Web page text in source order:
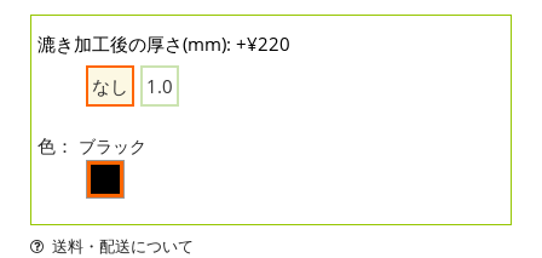
漉き加工後の厚さ(mm): +¥220
なし
1.0
色： ブラック
送料・配送について